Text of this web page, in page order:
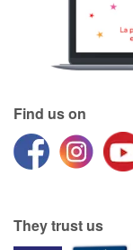
Find us on
They trust us